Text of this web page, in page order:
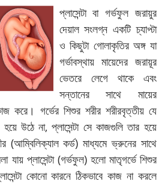
প্লাসেন্টা বা গর্ভফুল জরায়ুর
দেয়াল সংলগ্ন একটি চ্যাপ্টা
ও কিছুটা গোলাকৃতির অঙ্গ যা
গর্ভাবস্থায় মায়েদের জরায়ূর
ভেতরে লেগে থাকে এবং
সন্তানের সাথে মায়ের
করে। গর্ভের শিশুর শরীর শরীরবৃত্তীয় যে
উঠে না, প্লাসেন্টা সে কাজগুলি তার হয়ে
(আম্বিলিক্যাল কর্ড) মাধ্যমে ভ্রুনের সাথে
প্লাসেন্টা (গর্ভফুল) হলো মাতৃগর্ভে শিশুর
কোনো কারনে ঠিকভাবে কাজ না করলে